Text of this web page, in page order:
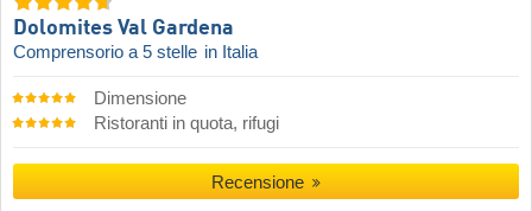
Dolomites Val Gardena
Comprensorio a 5 stelle in Italia
Dimensione
Ristoranti in quota, rifugi
Recensione